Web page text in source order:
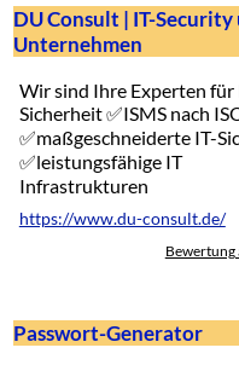
DU Consult | IT-
Unternehmen
Wir sind Ihre Experten für
Sicherheit ✅ISMS nach
✅maßgeschneiderte IT-
✅leistungsfähige IT
Infrastrukturen
https://www.du-consult.de/
Bewertung
Passwort-Generator